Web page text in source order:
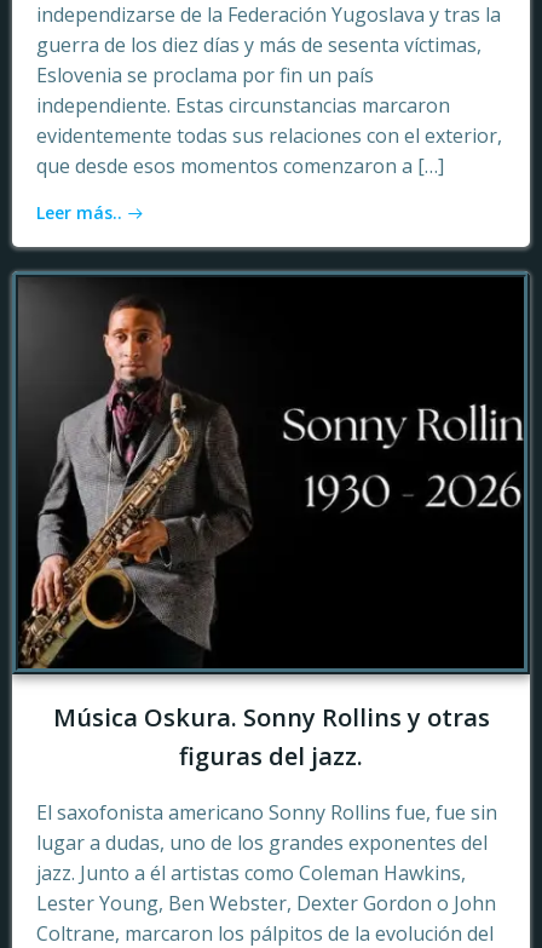
independizarse de la Federación Yugoslava y tras la
guerra de los diez días y más de sesenta víctimas,
Eslovenia se proclama por fin un país
independiente. Estas circunstancias marcaron
evidentemente todas sus relaciones con el exterior,
que desde esos momentos comenzaron a […]
Leer más..
Música Oskura. Sonny Rollins y otras
figuras del jazz.
El saxofonista americano Sonny Rollins fue, fue sin
lugar a dudas, uno de los grandes exponentes del
jazz. Junto a él artistas como Coleman Hawkins,
Lester Young, Ben Webster, Dexter Gordon o John
Coltrane, marcaron los pálpitos de la evolución del